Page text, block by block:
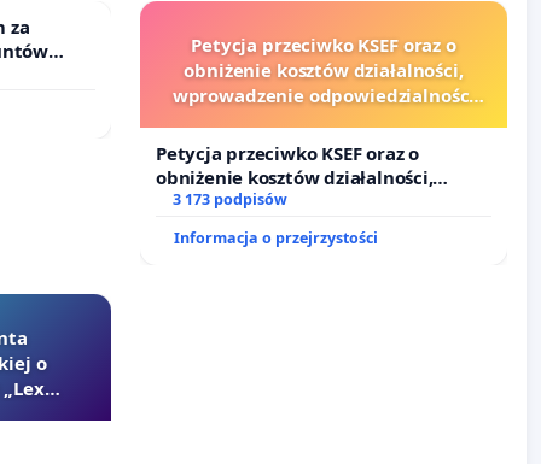
za
ogrody
Petycja przeciwko KSEF oraz o
obniżenie kosztów działalności,
wprowadzenie odpowiedzialności
sędziów
Petycja przeciwko KSEF oraz o
obniżenie kosztów działalności,
wprowadzenie odpowiedzialności
finansowej kluczowych urzędników i
sędziów
3 173 podpisów
Informacja o przejrzystości
o